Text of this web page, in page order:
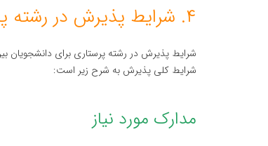
۴. شرایط پذیرش در رشته پرستاری دانشگاه‌های ترکیه
شرایط پذیرش در رشته پرستاری برای دانشجویان
شرایط کلی پذیرش به شرح زیر است:
مدارک مورد نیاز